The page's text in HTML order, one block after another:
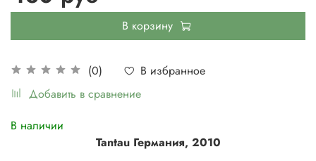
(0)
В избранное
Добавить в сравнение
В наличии
В корзину
Tantau Германия, 2010